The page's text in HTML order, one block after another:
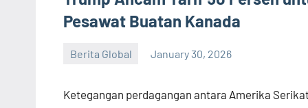
Pesawat Buatan Kanada
Berita Global January 30, 2026
Ketegangan perdagangan antara Amerika